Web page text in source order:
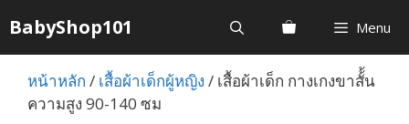
to
content
BabyShop101 Menu
หน้าหลัก / เสื้อผ้าเด็กผู้หญิง / เสื้อผ้าเด็ก กางเกงขาสั้้น
ความสูง 90-140 ซม